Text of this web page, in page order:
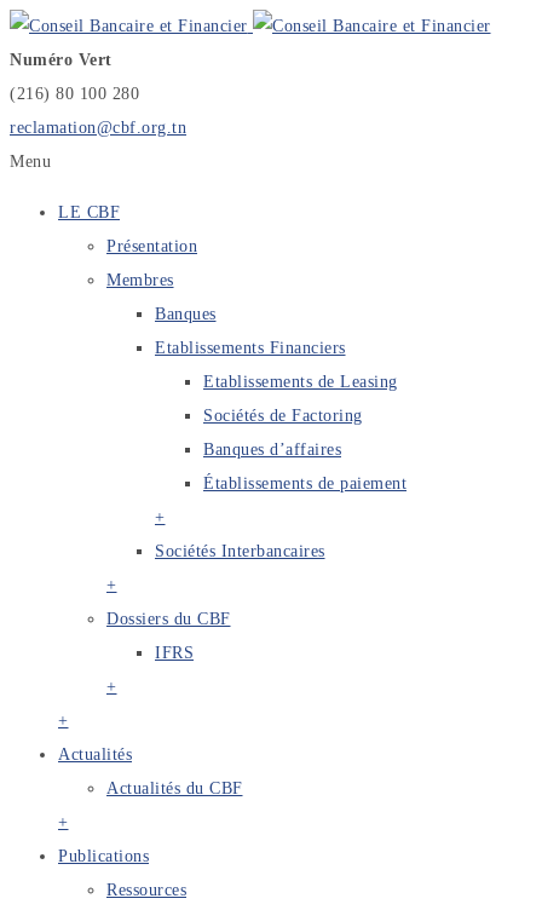
Numéro Vert
(216) 80 100 280
reclamation@cbf.org.tn
Menu
LE CBF
Présentation
Membres
Banques
Etablissements Financiers
Etablissements de Leasing
Sociétés de Factoring
Banques d’affaires
Établissements de paiement
+
Sociétés Interbancaires
+
Dossiers du CBF
IFRS
+
+
Actualités
Actualités du CBF
+
Publications
Ressources